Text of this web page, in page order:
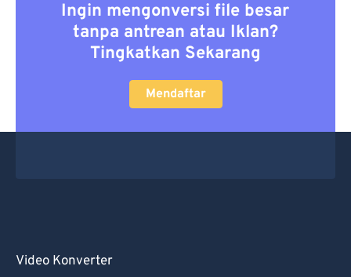
Ingin mengonversi file besar
tanpa antrean atau Iklan?
Tingkatkan Sekarang
Mendaftar
Video Konverter